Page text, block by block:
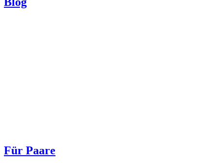
Für Paare